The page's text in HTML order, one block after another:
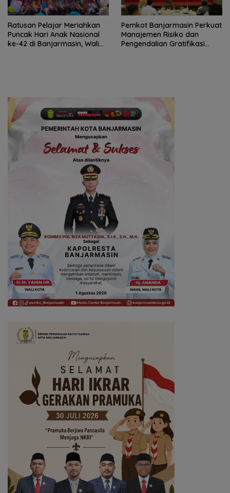
Ratusan Pelajar Meriahkan
Puncak Hari Anak Nasional
ke-42 di Banjarmasin, Wali
Pemkot Banjarmasin Perkuat
Manajemen Risiko dan
Pengendalian Gratifikasi